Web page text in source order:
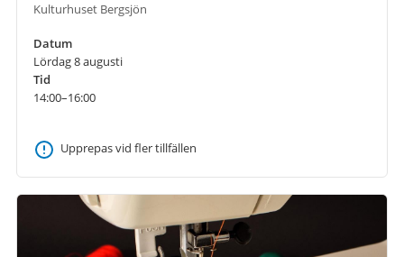
Kulturhuset Bergsjön
Datum
Lördag 8 augusti
Tid
14:00–16:00
Upprepas vid fler tillfällen